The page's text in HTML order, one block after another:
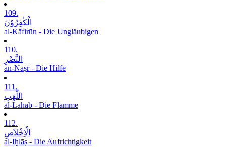
109.
الْکٰفِرُوْنَ
al-Kāfirūn - Die Ungläubigen
110.
النَّصْرِ
an-Naṣr - Die Hilfe
111.
اللَّھَبِ
al-Lahab - Die Flamme
112.
الْاِخْلاَصِ
al-Iḫlāṣ - Die Aufrichtigkeit